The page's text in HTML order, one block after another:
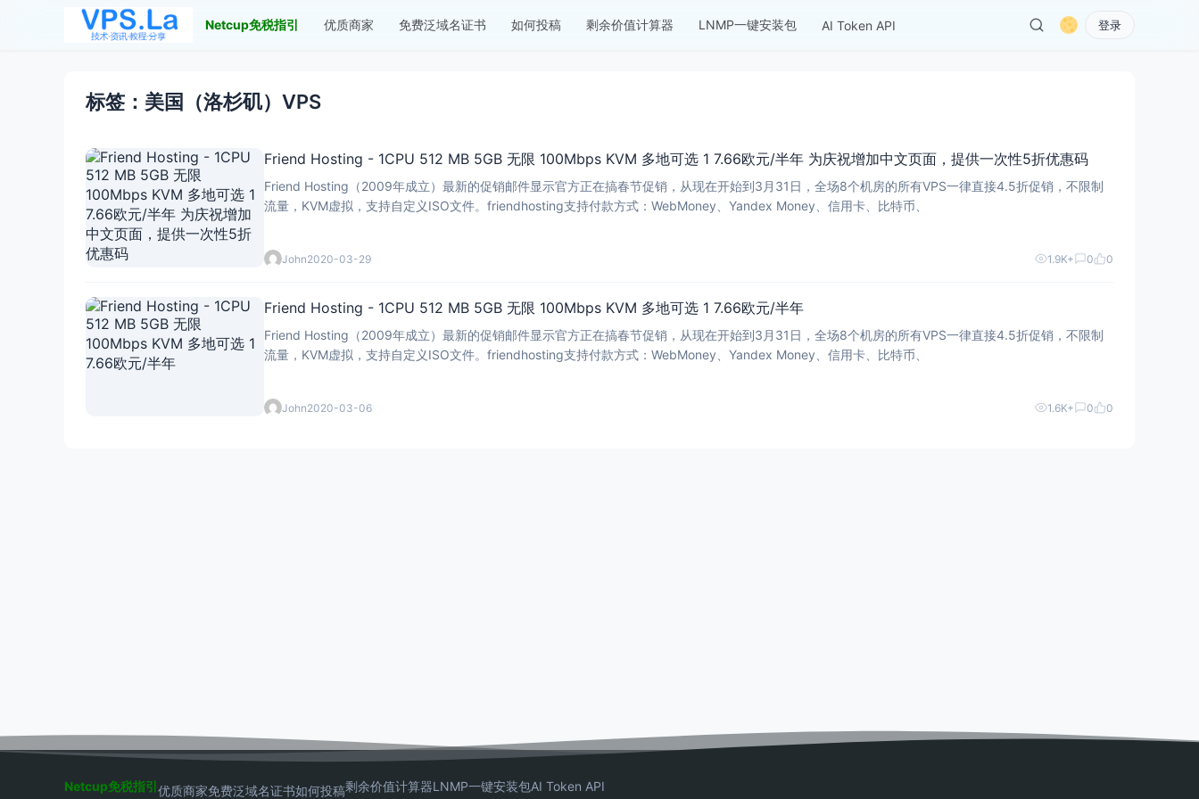
Netcup免税指引 优质商家 免费泛域名证书 如何投稿 剩余价值计算器 LNMP一键安装包 AI Token API 登录
标签：美国（洛杉矶）VPS
Friend Hosting - 1CPU 512 MB 5GB 无限 100Mbps KVM 多地可选 1 7.66欧元/半年 为庆祝增加中文页面，提供一次性5折优惠码
Friend Hosting（2009年成立）最新的促销邮件显示官方正在搞春节促销，从现在开始到3月31日，全场8个机房的所有VPS一律直接4.5折促销，不限制
流量，KVM虚拟，支持自定义ISO文件。friendhosting支持付款方式：WebMoney、Yandex Money、信用卡、比特币、
John2020-03-29 1.9K+ 0 0
Friend Hosting - 1CPU 512 MB 5GB 无限 100Mbps KVM 多地可选 1 7.66欧元/半年
Friend Hosting（2009年成立）最新的促销邮件显示官方正在搞春节促销，从现在开始到3月31日，全场8个机房的所有VPS一律直接4.5折促销，不限制
流量，KVM虚拟，支持自定义ISO文件。friendhosting支持付款方式：WebMoney、Yandex Money、信用卡、比特币、
John2020-03-06 1.6K+ 0 0
Netcup免税指引优质商家免费泛域名证书如何投稿剩余价值计算器LNMP一键安装包AI Token API